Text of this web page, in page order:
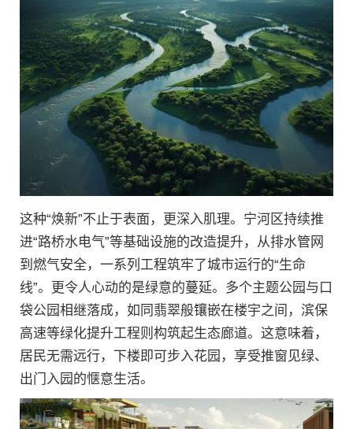
这种“焕新”不止于表面，更深入肌理。宁河区持续推
进“路桥水电气”等基础设施的改造提升，从排水管网
到燃气安全，一系列工程筑牢了城市运行的“生命
线”。更令人心动的是绿意的蔓延。多个主题公园与口
袋公园相继落成，如同翡翠般镶嵌在楼宇之间，滨保
高速等绿化提升工程则构筑起生态廊道。这意味着，
居民无需远行，下楼即可步入花园，享受推窗见绿、
出门入园的惬意生活。